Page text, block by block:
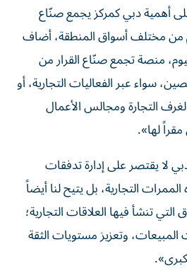
أهمية دبي كمركز يجمع صنّاع
من مختلف أسواق المنطقة، أضاف
منصة تجمع صنّاع القرار من
سواء عبر الفعاليات التجارية، أو
التجارة ومجالس الأعمال
لها».
لا يقتصر على إدارة تدفقات
التجارية، بل يتيح لنا أيضاً
تنشأ فيها العلاقات التجارية؛
وتعزيز مستويات الثقة